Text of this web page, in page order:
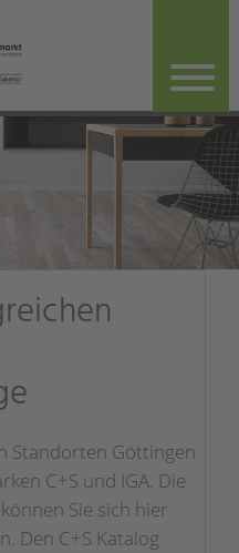
Standorten Göttingen
C+S und IGA. Die
Sie sich hier
Den C+S Katalog